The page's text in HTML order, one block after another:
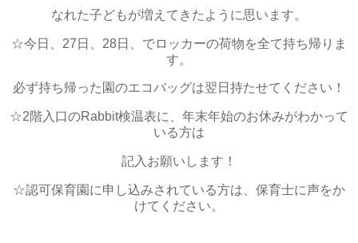
なれた子どもが増えてきたように思います。
☆今日、27日、28日、でロッカーの荷物を全て持ち帰りま
す。
必ず持ち帰った園のエコバッグは翌日持たせてください！
☆2階入口のRabbit検温表に、年末年始のお休みがわかって
いる方は
記入お願いします！
☆認可保育園に申し込みされている方は、保育士に声をか
けてください。